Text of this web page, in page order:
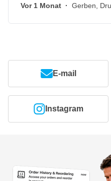
Vor 1 Monat · Gerben,
E-mail
Instagram